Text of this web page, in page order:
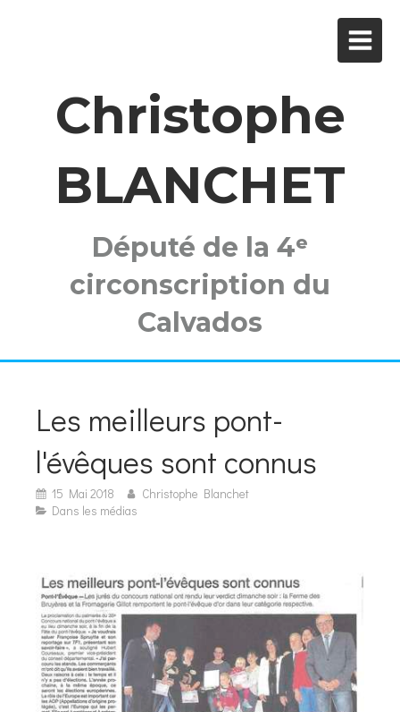
Christophe
BLANCHET
Député de la 4ᵉ
circonscription du
Calvados
Les meilleurs pont-
l'évêques sont connus
15 Mai 2018
Christophe Blanchet
Dans les médias